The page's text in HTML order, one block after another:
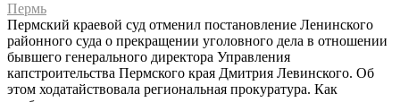
Пермь
Пермский краевой суд отменил постановление Ленинского
районного суда о прекращении уголовного дела в отношении
бывшего генерального директора Управления
капстроительства Пермского края Дмитрия Левинского. Об
этом ходатайствовала региональная прокуратура. Как